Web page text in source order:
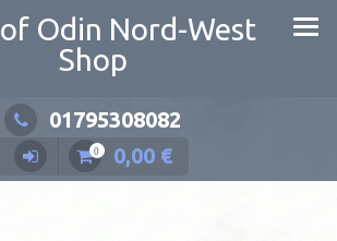
Odin Nord-West
Shop
01795308082
0 0,00 €